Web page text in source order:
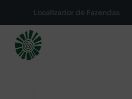
Localizador de Fazendas